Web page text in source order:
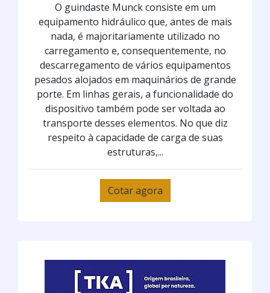
O guindaste Munck consiste em um
equipamento hidráulico que, antes de mais
nada, é majoritariamente utilizado no
carregamento e, consequentemente, no
descarregamento de vários equipamentos
pesados alojados em maquinários de grande
porte. Em linhas gerais, a funcionalidade do
dispositivo também pode ser voltada ao
transporte desses elementos. No que diz
respeito à capacidade de carga de suas
estruturas,...
Cotar agora